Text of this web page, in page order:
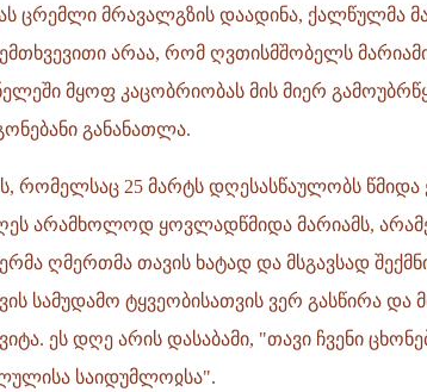
ცრემლი მრავალგზის დაადინა, ქალწულმა
არაა, რომ ღვთისმშობელს
მყოფ კაცობრიობას მის მიერ
განანათლა.
რომელსაც 25 მარტს დღესასწაულობს წმიდა
არამხოლოდ ყოვლადწმიდა მარიამს,
ღმერთმა თავის ხატად და მსგავსად
სამუდამო ტყვეობისათვის ვერ გასწირა და
ეს დღე არის დასაბამი, "თავი ჩვენი
საიდუმლოჲსა".